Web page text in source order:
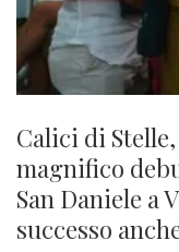
Calici di
magnifico
San Daniele a
successo